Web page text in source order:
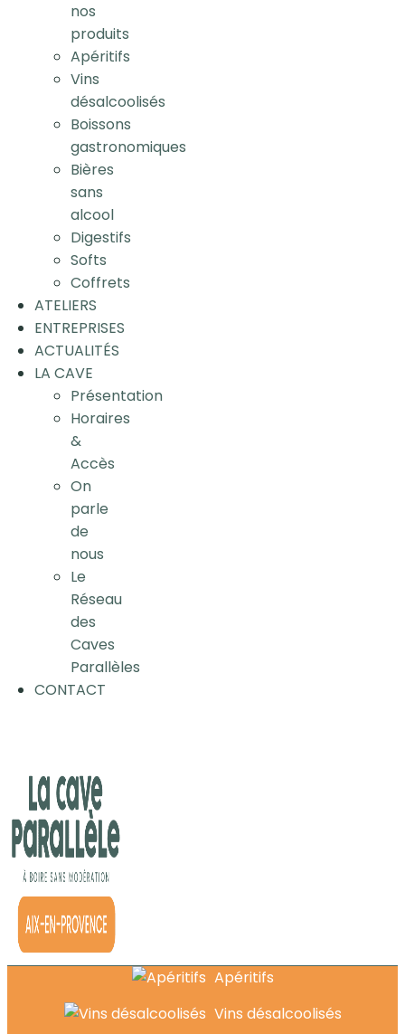
nos
produits
Apéritifs
Vins
désalcoolisés
Boissons
gastronomiques
Bières
sans
alcool
Digestifs
Softs
Coffrets
ATELIERS
ENTREPRISES
ACTUALITÉS
LA CAVE
Présentation
Horaires
&
Accès
On
parle
de
nous
Le
Réseau
des
Caves
Parallèles
CONTACT
Apéritifs
Vins désalcoolisés